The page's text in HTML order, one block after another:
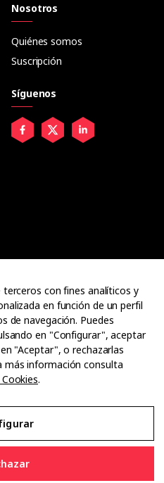
Nosotros
Quiénes somos
Suscripción
Síguenos
con fines analíticos y
en función de un perfil
de navegación. Puedes
en "Configurar", aceptar
"Aceptar", o rechazarlas
más información consulta
.
Legal